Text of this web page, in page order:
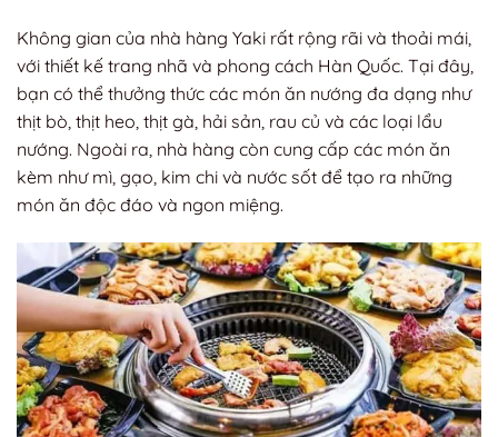
Không gian của nhà hàng Yaki rất rộng rãi và thoải mái,
với thiết kế trang nhã và phong cách Hàn Quốc. Tại đây,
bạn có thể thưởng thức các món ăn nướng đa dạng như
thịt bò, thịt heo, thịt gà, hải sản, rau củ và các loại lẩu
nướng. Ngoài ra, nhà hàng còn cung cấp các món ăn
kèm như mì, gạo, kim chi và nước sốt để tạo ra những
món ăn độc đáo và ngon miệng.